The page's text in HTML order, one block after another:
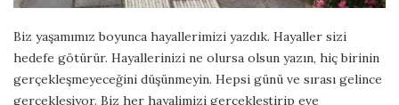
Biz yaşamımız boyunca hayallerimizi yazdık. Hayaller sizi
hedefe götürür. Hayallerinizi ne olursa olsun yazın, hiç birinin
gerçekleşmeyeceğini düşünmeyin. Hepsi günü ve sırası gelince
gerçekleşiyor. Biz her hayalimizi gerçekleştirip eve